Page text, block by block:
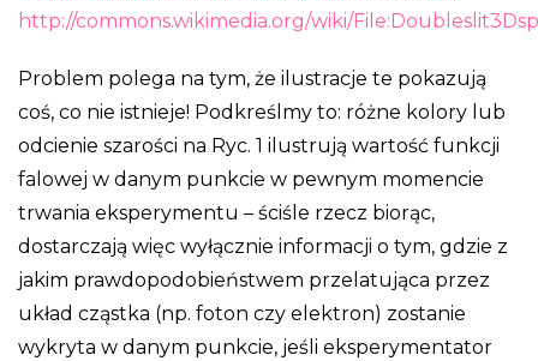
http://commons.wikimedia.org/wiki/
Problem polega na tym, że ilustracje te pokazują
coś, co nie istnieje! Podkreślmy to: różne kolory lub
odcienie szarości na Ryc. 1 ilustrują wartość funkcji
falowej w danym punkcie w pewnym momencie
trwania eksperymentu – ściśle rzecz biorąc,
dostarczają więc wyłącznie informacji o tym, gdzie z
jakim prawdopodobieństwem przelatująca przez
układ cząstka (np. foton czy elektron) zostanie
wykryta w danym punkcie, jeśli eksperymentator